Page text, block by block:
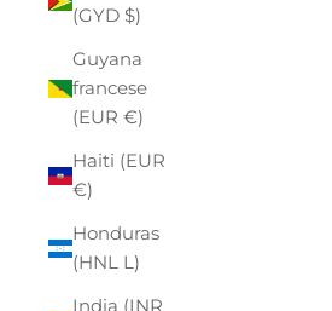
(GYD $)
Guyana
francese
(EUR €)
Haiti (EUR
€)
Honduras
(HNL L)
India (INR